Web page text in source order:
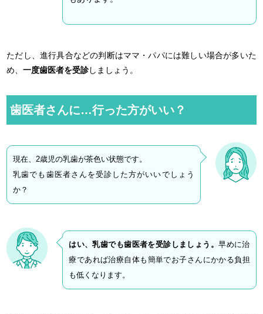
ただし、進行具合などの判断はママ・パパには難しい場合が多いた
め、一度歯医者を受診しましょう。
歯医者さんに…行った方がいい？
現在、2歳児の乳歯が茶色い状態です。
乳歯でも歯医者さんを受診した方がいいでしょう
か？
はい、乳歯でも歯医者を受診しましょう。早めに治
療であれば治療自体も簡単でお子さんにかかる負担
も低くなります。